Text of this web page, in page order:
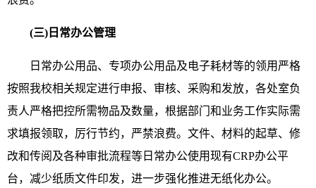
(三)日常办公管理
日常办公用品、专项办公用品及电子耗材等的领用严格
按照我校相关规定进行申报、审核、采购和发放，各处室负
责人严格把控所需物品及数量，根据部门和业务工作实际需
求填报领取，厉行节约，严禁浪费。文件、材料的起草、修
改和传阅及各种审批流程等日常办公使用现有CRP办公平
台，减少纸质文件印发，进一步强化推进无纸化办公。